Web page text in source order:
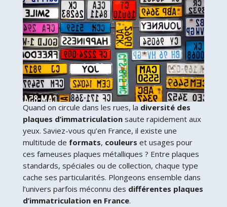
Quand on circule dans les rues, la diversité des
plaques d’immatriculationsaute rapidement aux
yeux. Saviez-vous qu’en France, il existe une
multitude de formats, couleurs et usages pour
ces fameuses plaques métalliques ? Entre plaques
standards, spéciales ou de collection, chaque type
cache ses particularités. Plongeons ensemble dans
l’univers parfois méconnu des différentes plaques
d’immatriculation en France.